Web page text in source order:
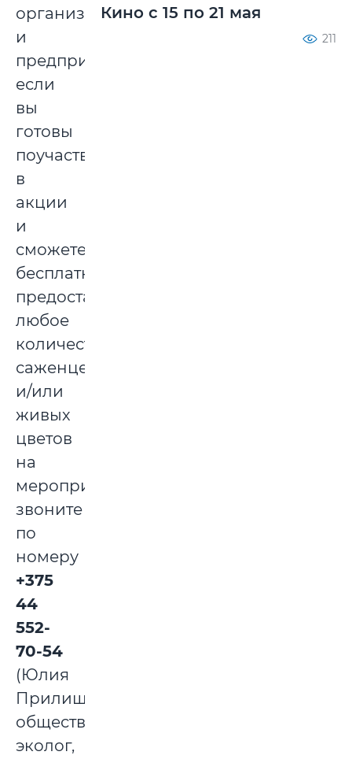
организаций
и
предприятий,
если
вы
готовы
поучаствовать
в
акции
и
сможете
бесплатно
предоставить
любое
количество
саженцев
и/или
живых
цветов
на
мероприятие,
звоните
по
номеру
+375
44
552-
70-54
(Юлия
Прилищ,
общественный
эколог,
Кино с 15 по 21 мая
211